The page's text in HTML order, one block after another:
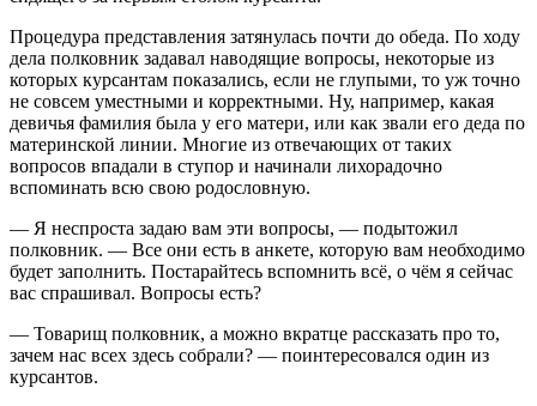
Процедура представления затянулась почти до обеда. По ходу
дела полковник задавал наводящие вопросы, некоторые из
которых курсантам показались, если не глупыми, то уж точно
не совсем уместными и корректными. Ну, например, какая
девичья фамилия была у его матери, или как звали его деда по
материнской линии. Многие из отвечающих от таких
вопросов впадали в ступор и начинали лихорадочно
вспоминать всю свою родословную.
— Я неспроста задаю вам эти вопросы, — подытожил
полковник. — Все они есть в анкете, которую вам необходимо
будет заполнить. Постарайтесь вспомнить всё, о чём я сейчас
вас спрашивал. Вопросы есть?
— Товарищ полковник, а можно вкратце рассказать про то,
зачем нас всех здесь собрали? — поинтересовался один из
курсантов.